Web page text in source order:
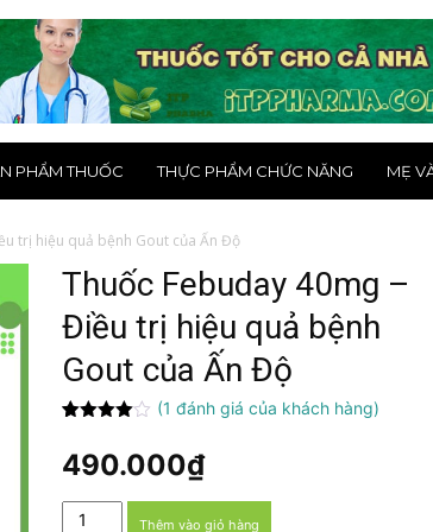
PHẨM THUỐC THỰC PHẨM CHỨC NĂNG MẸ
trị hiệu quả bệnh Gout của Ấn Độ
Thuốc Febuday 40mg –
Điều trị hiệu quả bệnh
Gout của Ấn Độ
5 dựa
trênđánh
(1 đánh giá của khách hàng)
490.000₫
Thuốc
Thêm vào giỏ hàng